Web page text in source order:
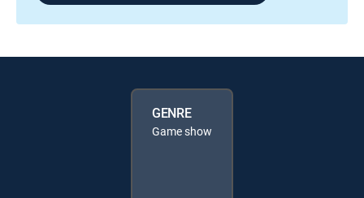
GENRE
Game show